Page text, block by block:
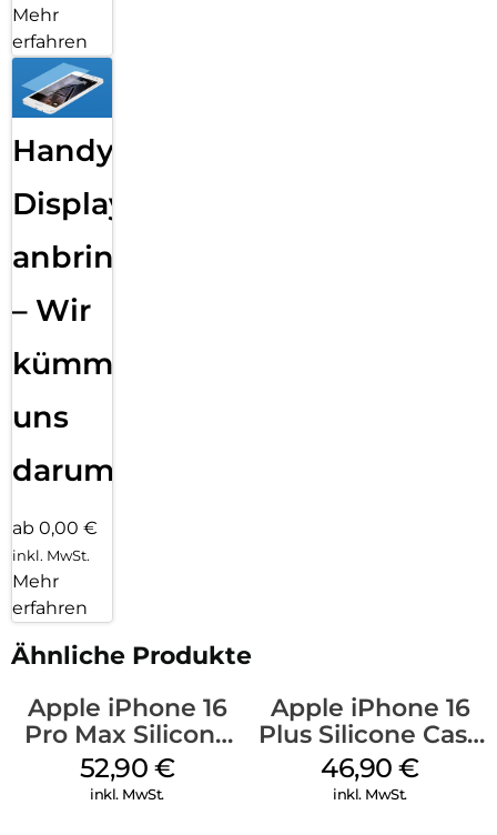
Mehr
erfahren
Handy
Displayfolie
anbringen
– Wir
kümmern
uns
darum!
ab 0,00 €
inkl. MwSt.
Mehr
erfahren
Ähnliche Produkte
Apple iPhone 16
Pro Max Silicone
Case MagSafe
Ultramarine
52,90 €
inkl. MwSt.
Apple iPhone 16
Plus Silicone Case
MagSafe Stone
Gray
46,90€
inkl. MwSt.